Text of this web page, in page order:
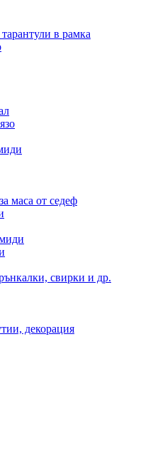
в рамка
маса от седеф
свирки и др.
декорация